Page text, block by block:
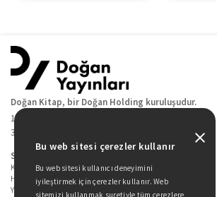
Doğan Kitap, bir Doğan Holding kuruluşudur.
19 Mayıs Cad. Golden Plaza No:1 Kat:10
34360 / Şişli / İstanbul
Sitede Yer Alan Sayfalar
Kitaplarımız
Hakkımızda
Yazarlarımız
Bu web sitesi çerezler kullanır
Bu web sitesi kullanıcı deneyimini
iyileştirmek için çerezler kullanır. Web
sitemizi kullanmak suretiyle tüm çerezlere